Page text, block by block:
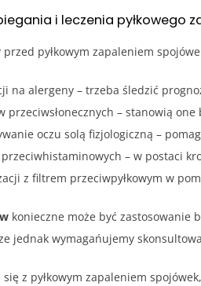
i leczenia pyłkowego
pyłkowym zapaleniem
na alergeny – trzeba śledzić
przeciwsłonecznych – stanowią
oczu solą fizjologiczną –
– w postaci
z filtrem przeciwpyłkowym w
konieczne może być zastosowanie
jednak wymagańujemy
z pyłkowym zapaleniem